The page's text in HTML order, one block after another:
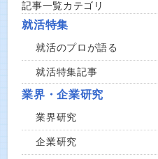
記事一覧カテゴリ
就活特集
就活のプロが語る
就活特集記事
業界・企業研究
業界研究
企業研究